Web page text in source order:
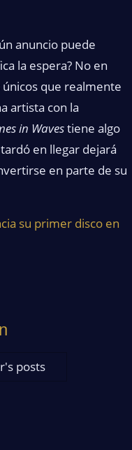
anuncio puede
la espera? No en
que realmente
artista con la
in Wavestiene algo
en llegar dejará
en parte de su
su primer disco en
posts